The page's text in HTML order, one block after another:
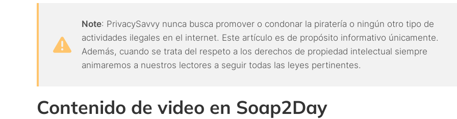
Note: PrivacySavvy nunca busca promover o condonar la piratería o ningún otro tipo de
actividades ilegales en el internet. Este artículo es de propósito informativo únicamente.
Además, cuando se trata del respeto a los derechos de propiedad intelectual siempre
animaremos a nuestros lectores a seguir todas las leyes pertinentes.
Contenido de video en Soap2Day